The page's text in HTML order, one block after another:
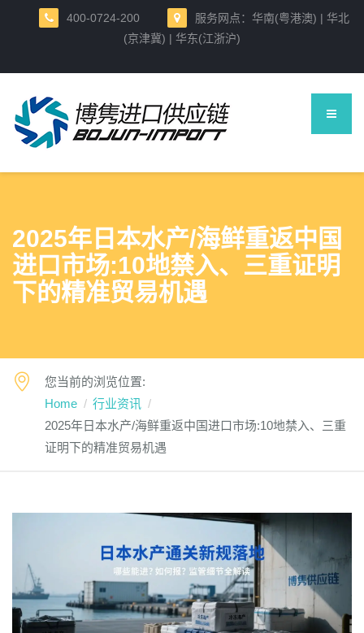
400-0724-200
服务网点：华南(粤港澳) | 华北
(京津冀) | 华东(江浙沪)
2025年日本水产/海鲜重返中国
进口市场:10地禁入、三重证明
下的精准贸易机遇
您当前的浏览位置:
Home
行业资讯
2025年日本水产/海鲜重返中国进口市场:10地禁入、三重
证明下的精准贸易机遇